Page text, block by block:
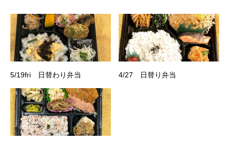
5/19fri 日替わり弁当 4/27 日替り弁当